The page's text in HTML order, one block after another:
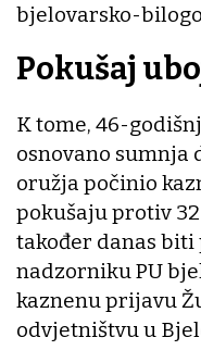
bjelovarsko-
Pokušaj
K tome, 46-
osnovano sumnja
oružja počinio
pokušaju protiv
također danas
nadzorniku PU
kaznenu prijavu
odvjetništvu u